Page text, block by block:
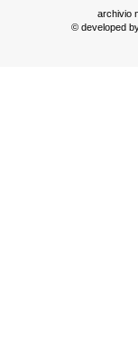
archivio
© developed